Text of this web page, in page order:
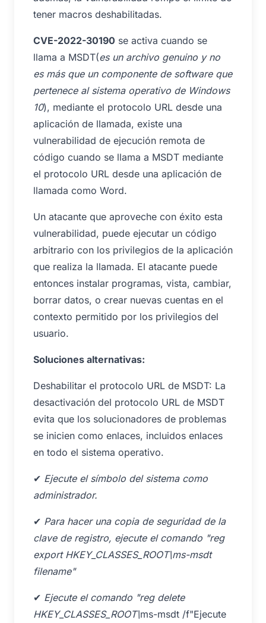
tener macros deshabilitadas.
CVE-2022-30190 se activa cuando se
llama a MSDT(es un archivo genuino y no
es más que un componente de software que
pertenece al sistema operativo de Windows
10), mediante el protocolo URL desde una
aplicación de llamada, existe una
vulnerabilidad de ejecución remota de
código cuando se llama a MSDT mediante
el protocolo URL desde una aplicación de
llamada como Word.
Un atacante que aproveche con éxito esta
vulnerabilidad, puede ejecutar un código
arbitrario con los privilegios de la aplicación
que realiza la llamada. El atacante puede
entonces instalar programas, vista, cambiar,
borrar datos, o crear nuevas cuentas en el
contexto permitido por los privilegios del
usuario.
Soluciones alternativas:
Deshabilitar el protocolo URL de MSDT: La
desactivación del protocolo URL de MSDT
evita que los solucionadores de problemas
se inicien como enlaces, incluidos enlaces
en todo el sistema operativo.
✔ Ejecute el símbolo del sistema como
administrador.
✔ Para hacer una copia de seguridad de la
clave de registro, ejecute el comando "reg
export HKEY_CLASSES_ROOT\ms-msdt
filename"
✔ Ejecute el comando "reg delete
HKEY_CLASSES_ROOT\ms-msdt /f"Ejecute